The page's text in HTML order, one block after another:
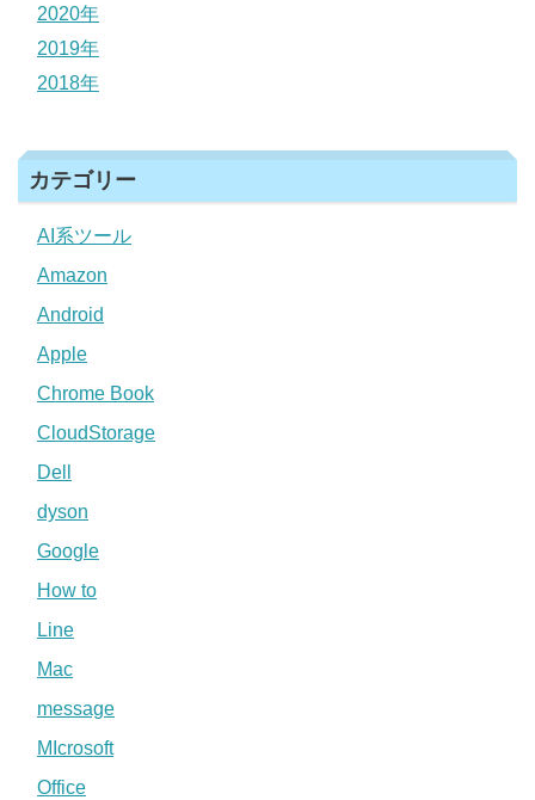
2020年
2019年
2018年
カテゴリー
AI系ツール
Amazon
Android
Apple
Chrome Book
CloudStorage
Dell
dyson
Google
How to
Line
Mac
message
MIcrosoft
Office